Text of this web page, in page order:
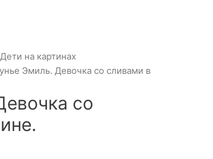
Дети на картинах
Эмиль. Девочка со сливами в
со